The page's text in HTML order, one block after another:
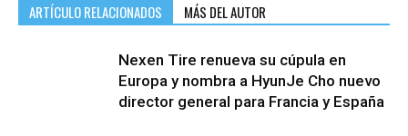
ARTÍCULO RELACIONADOS MÁS DEL AUTOR
Nexen Tire renueva su cúpula en
Europa y nombra a HyunJe Cho nuevo
director general para Francia y España